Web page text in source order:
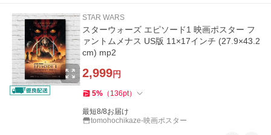
STAR WARS
スターウォーズ エピソード1 映画ポスター フ
ァントムメナス US版 11×17インチ (27.9×43.2
cm) mp2
2,999円
5% （ 136pt）
最短8/8お届け
tomohochikaze-映画ポスター